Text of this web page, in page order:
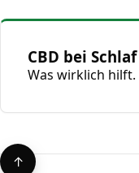
CBD bei Schlaf
Was wirklich hilft.
↑